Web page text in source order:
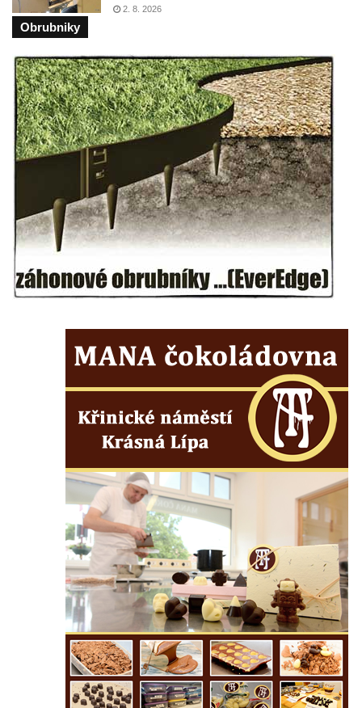
nádvoří kláštera dominikánů v Českých
Socha svatého Zachariáše na nádvoří
kláštera dominikánů v Českých
Budějovicích
Socha svatého Josefa na nádvoří kláštera
dominikánů v Českých Budějovicích
Socha svaté Anny na nádvoří kláštera
dominikánů v Českých Budějovicích
Socha svatého Dominika na nádvoří
kláštera dominikánů v Českých
Budějovicích
Sousoší Kalvárie před klášterem
Socha svatého Václava u pramene v
na radnici v Českých Budějovicích
Pamětní deska na biskupské rezidenci v
Českých Budějovicích
Pamětní deska Josefa Hloucha na
biskupské rezidenci v Českých
Budějovicích
Socha žáby u rybníčku na Náměstí v
Kamenném Újezdě
Pamětní kámen družebních obcí Kamenný
Újezd a Krauchthal v parku na Náměstí v
Kamenném Újezdě
Socha na náměstí J. V. Kamarýta ve
Velešíně
2. 8. 2026
Obrubniky